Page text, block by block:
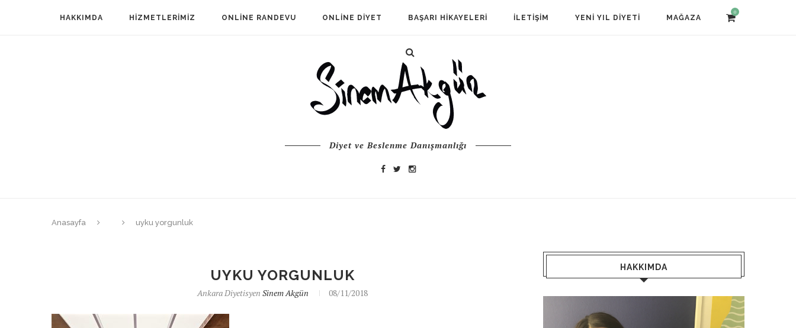
HAKKIMDA HIZMETLERIMIZ ONLINE RANDEVU ONLINE DIYET BAŞARI HIKAYELERI İLETIŞIM YENI YIL DIYETI MAĞAZA
0
Diyet ve Beslenme Danışmanlığı
Anasayfa uyku yorgunluk
UYKU YORGUNLUK
Ankara Diyetisyen Sinem Akgün 08/11/2018
HAKKIMDA